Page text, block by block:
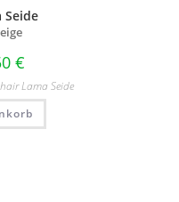
Seide
€
Lama Seide